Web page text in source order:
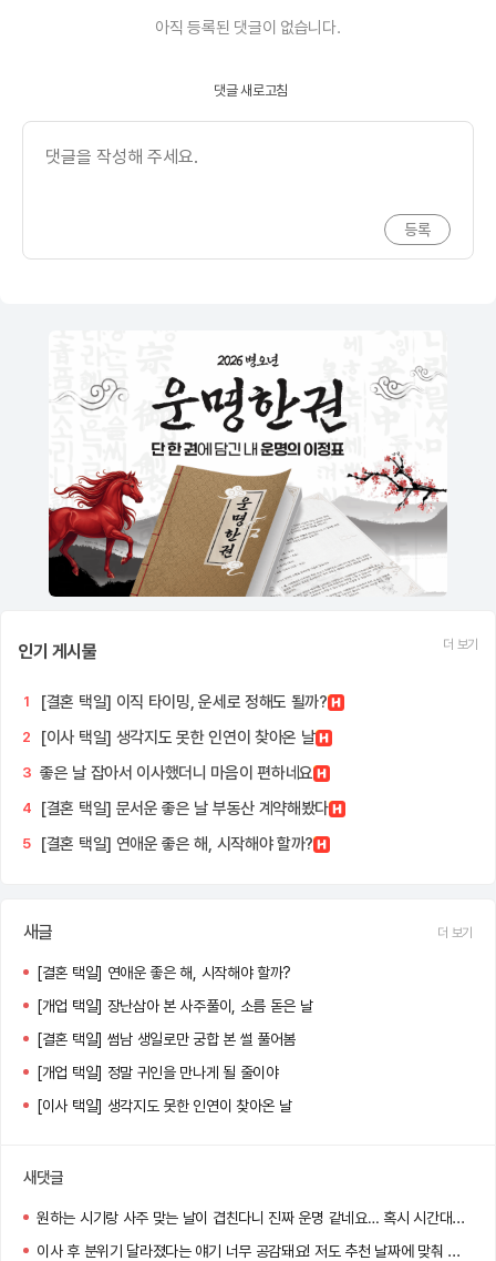
아직 등록된 댓글이 없습니다.
댓글 새로고침
인기 게시물 더 보기
1 [결혼 택일] 이직 타이밍, 운세로 정해도 될까?
2 [이사 택일] 생각지도 못한 인연이 찾아온 날
3 좋은 날 잡아서 이사했더니 마음이 편하네요
4 [결혼 택일] 문서운 좋은 날 부동산 계약해봤다
5 [결혼 택일] 연애운 좋은 해, 시작해야 할까?
새글 더 보기
[결혼 택일] 연애운 좋은 해, 시작해야 할까?
[개업 택일] 장난삼아 본 사주풀이, 소름 돋은 날
[결혼 택일] 썸남 생일로만 궁합 본 썰 풀어봄
[개업 택일] 정말 귀인을 만나게 될 줄이야
[이사 택일] 생각지도 못한 인연이 찾아온 날
새댓글
원하는 시기랑 사주 맞는 날이 겹친다니 진짜 운명 같네요… 혹시 시간대도 같이 추천되던가요?
이사 후 분위기 달라졌다는 얘기 너무 공감돼요! 저도 추천 날짜에 맞춰 이사했는데 신기하게 일이 잘 풀리더라고요.